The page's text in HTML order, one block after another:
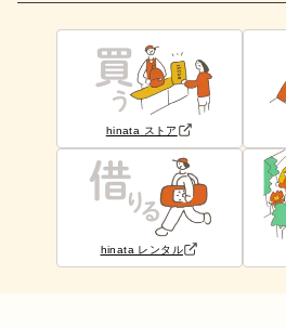
hinata ストア
hinata レンタル